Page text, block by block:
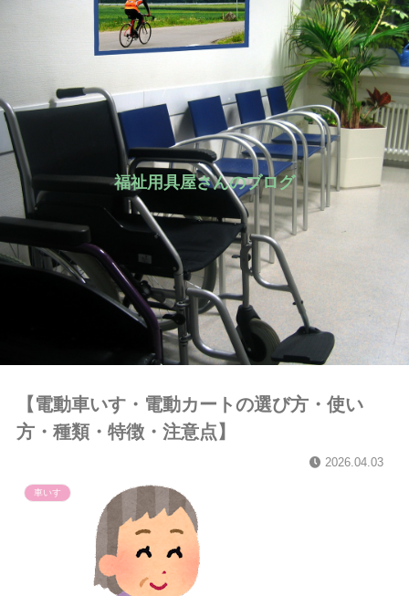
福祉用具屋さんのブログ
【電動車いす・電動カートの選び方・使い
方・種類・特徴・注意点】
2026.04.03
車いす